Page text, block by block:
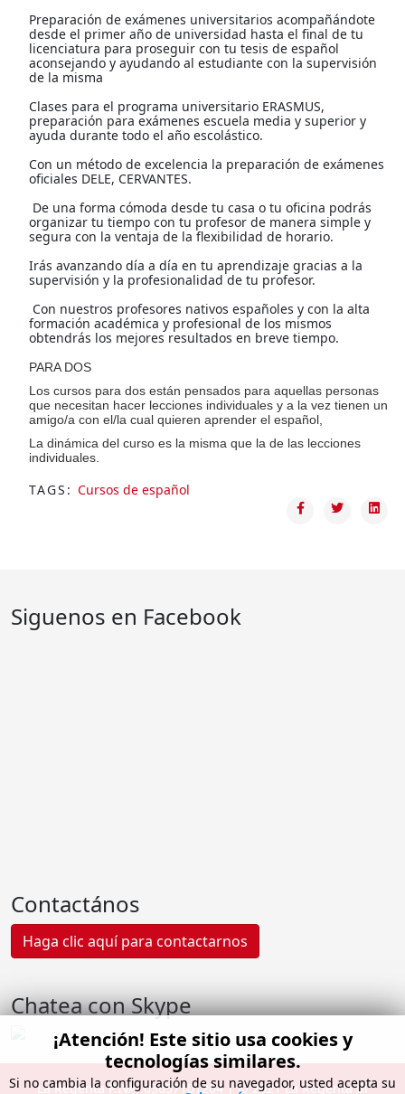
Preparación de exámenes universitarios acompañándote
desde el primer año de universidad hasta el final de tu
licenciatura para proseguir con tu tesis de español
aconsejando y ayudando al estudiante con la supervisión
de la misma
Clases para el programa universitario ERASMUS,
preparación para exámenes escuela media y superior y
ayuda durante todo el año escolástico.
Con un método de excelencia la preparación de exámenes
oficiales DELE, CERVANTES.
De una forma cómoda desde tu casa o tu oficina podrás
organizar tu tiempo con tu profesor de manera simple y
segura con la ventaja de la flexibilidad de horario.
Irás avanzando día a día en tu aprendizaje gracias a la
supervisión y la profesionalidad de tu profesor.
Con nuestros profesores nativos españoles y con la alta
formación académica y profesional de los mismos
obtendrás los mejores resultados en breve tiempo.
PARA DOS
Los cursos para dos están pensados para aquellas personas
que necesitan hacer lecciones individuales y a la vez tienen un
amigo/a con el/la cual quieren aprender el español,
La dinámica del curso es la misma que la de las lecciones
individuales.
TAGS: Cursos de español
Siguenos en Facebook
Contactános
Haga clic aquí para contactarnos
Chatea con Skype
La Regenta P.IVA: 03657101204 | ©️ 2021 La Regenta di
¡Atención! Este sitio usa cookies y
tecnologías similares.
Si no cambia la configuración de su navegador, usted acepta su